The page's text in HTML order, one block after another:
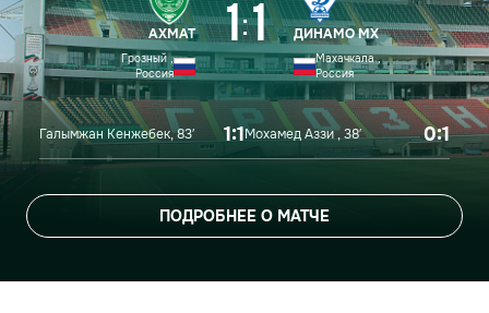
АХМАТ
Грозный ,
Россия
1:1 ДИНАМО МХ
Махачкала ,
Россия
Галымжан Кенжебек, 83′ 1:1Мохамед Аззи , 38′ 0:1
ПОДРОБНЕЕ О МАТЧЕ